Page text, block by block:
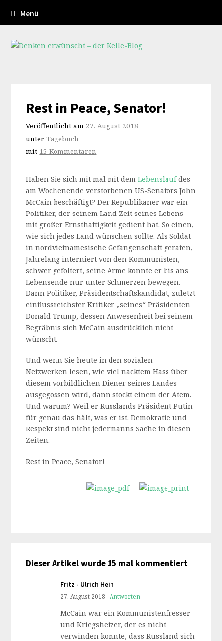
Menü
Rest in Peace, Senator!
Veröffentlicht am 27. August 2018
unterTagebuch
mit 15 Kommentaren
Haben Sie sich mit mal mit demLebenslaufdes
am Wochenende verstorbenen US-Senators John
McCain beschäftigt? Der Republikaner war ein
Politiker, der seinem Land Zeit seines Lebens
mit großer Ernsthaftigkeit gedient hat. So einen,
wie sich jedes Land wünschen sollte. Als Soldat
in nordvietnamesische Gefangenschaft geraten,
Jahrelang interniert von den Kommunisten,
schwer gefoltert, seine Arme konnte er bis ans
Lebensende nur unter Schmerzen bewegen.
Dann Politiker, Präsidentschaftskandidat, zuletzt
einflussreichster Kritiker „seines“ Präsidenten
Donald Trump, dessen Anwesenheit bei seinem
Begräbnis sich McCain ausdrücklich nicht
wünscht.
Und wenn Sie heute in den sozialen
Netzwerken lesen, wie viel nacktem Hass über
diesem vorbildlichen Diener seines Landes
ausgegossen wird, dann stockt einem der Atem.
Und warum? Weil er Russlands Präsident Putin
für genau das hält, was er ist. Demokratie und
Respekt sind nicht jedermanns Sache in diesen
Zeiten.
Rest in Peace, Senator!
Dieser Artikel wurde 15 mal kommentiert
Fritz - Ulrich Hein
27. August 2018 Antworten
McCain war ein Kommunistenfresser
und Kriegshetzer, der es nicht
verwinden konnte, dass Russland sich